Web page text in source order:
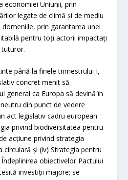
economiei Uniunii, prin
legate de climă și de mediu
prin garantarea unei
pentru toți actorii impactați
tuturor.
până la finele trimestrului I,
concret menit să
general ca Europa să devină în
din punct de vedere
act legislativ cadru european
privind biodiversitatea pentru
acțiune privind strategia
circulară și (iv) Strategia pentru
obiectivelor Pactului
investiții majore; se